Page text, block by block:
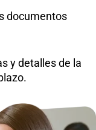
documentos
y detalles de la